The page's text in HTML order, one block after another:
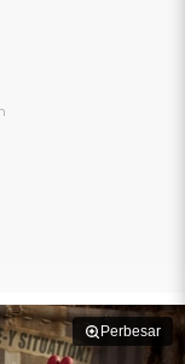
Perbesar